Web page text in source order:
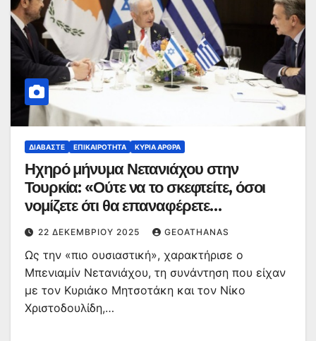
ΔΙΑΒΆΣΤΕ ΕΠΙΚΑΙΡΌΤΗΤΑ ΚΥΡΙΑ ΑΡΘΡΑ
Ηχηρό μήνυμα Νετανιάχου στην
Τουρκία: «Ούτε να το σκεφτείτε, όσοι
νομίζετε ότι θα επαναφέρετε
αυτοκρατορίες»
22 ΔΕΚΕΜΒΡΊΟΥ 2025 GEOATHANAS
Ως την «πιο ουσιαστική», χαρακτήρισε ο
Μπενιαμίν Νετανιάχου, τη συνάντηση που είχαν
με τον Κυριάκο Μητσοτάκη και τον Νίκο
Χριστοδουλίδη,…